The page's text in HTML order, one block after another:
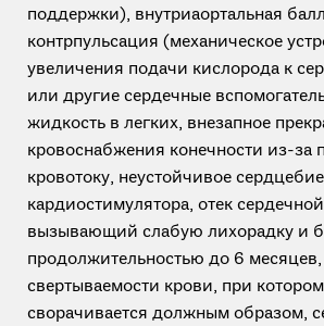
поддержки), внутриаортальная
контрпульсация (механическое
увеличения подачи кислорода к
или другие сердечные
жидкость в легких, внезапное
кровоснабжения конечности из-за
кровотоку, неустойчивое
кардиостимулятора, отек
вызывающий слабую лихорадку и
продолжительностью до 6
свертываемости крови, при
сворачивается должным образом,